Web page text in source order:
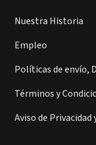
Nuestra Historia
Empleo
Políticas de envío,
Términos y
Aviso de